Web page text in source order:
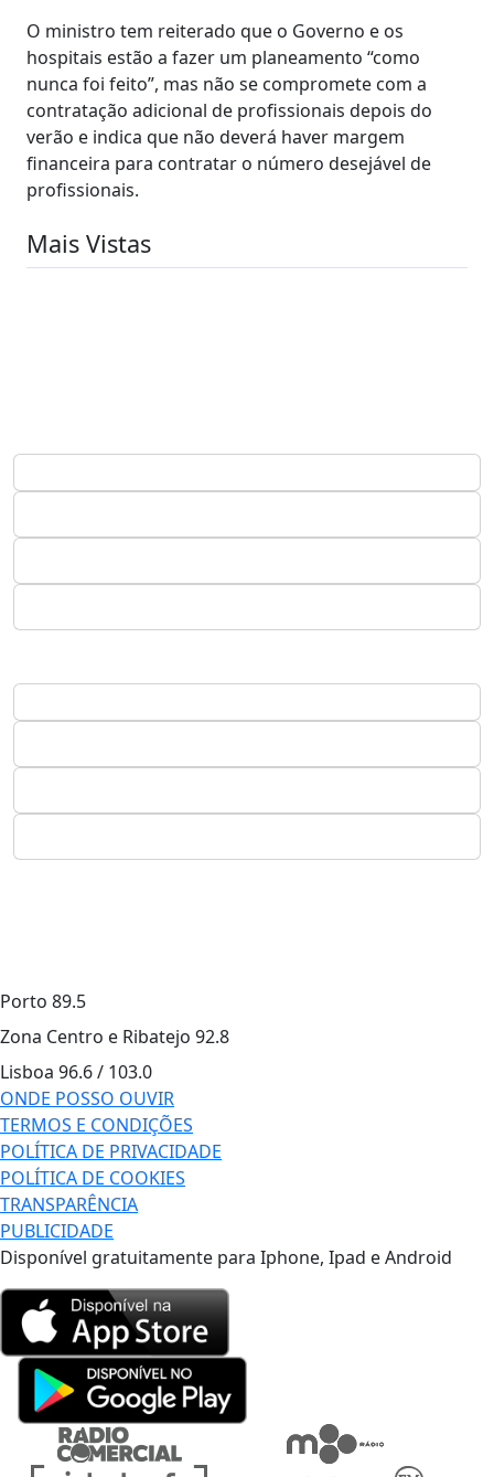
O ministro tem reiterado que o Governo e os
hospitais estão a fazer um planeamento “como
nunca foi feito”, mas não se compromete com a
contratação adicional de profissionais depois do
verão e indica que não deverá haver margem
financeira para contratar o número desejável de
profissionais.
Mais Vistas
Porto 89.5
Zona Centro e Ribatejo 92.8
Lisboa 96.6 / 103.0
ONDE POSSO OUVIR
TERMOS E CONDIÇÕES
POLÍTICA DE PRIVACIDADE
POLÍTICA DE COOKIES
TRANSPARÊNCIA
PUBLICIDADE
Disponível gratuitamente para Iphone, Ipad e Android